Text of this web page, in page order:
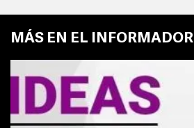
MÁS EN EL INFORMADOR